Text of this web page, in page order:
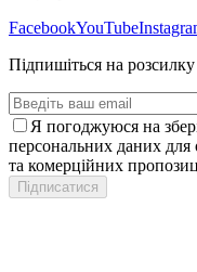
FacebookYouTube
Підпишіться на розсилку
Я погоджуюся на
персональних даних
та комерційних
Підписатися